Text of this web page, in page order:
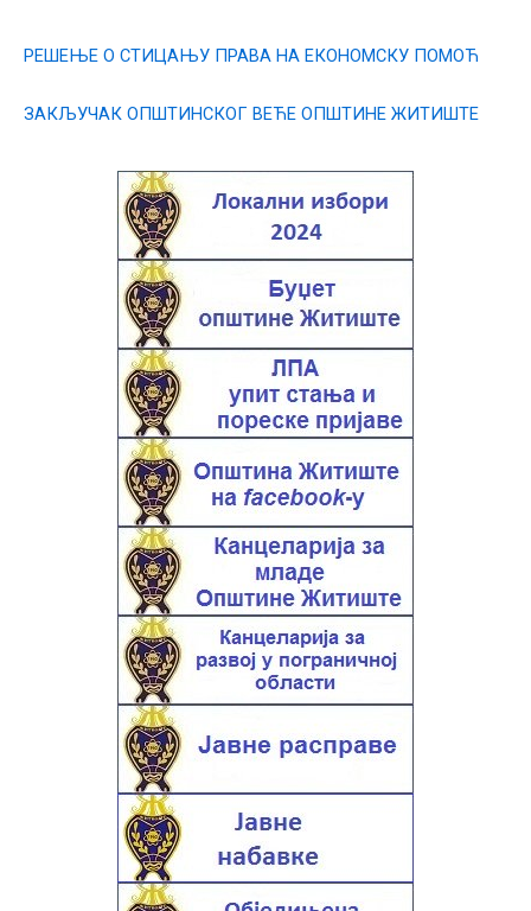
РЕШЕЊЕ О СТИЦАЊУ ПРАВА НА ЕКОНОМСКУ ПОМОЋ
ЗАКЉУЧАК ОПШТИНСКОГ ВЕЋЕ ОПШТИНЕ ЖИТИШТЕ